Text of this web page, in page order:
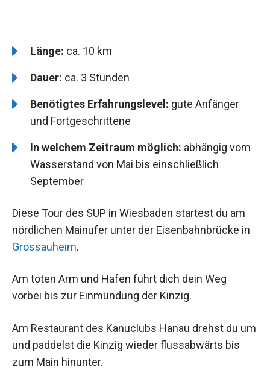
Länge: ca. 10 km
Dauer: ca. 3 Stunden
Benötigtes Erfahrungslevel: gute Anfänger
und Fortgeschrittene
In welchem Zeitraum möglich: abhängig vom
Wasserstand von Mai bis einschließlich
September
Diese Tour des SUP in Wiesbaden startest du am
nördlichen Mainufer unter der Eisenbahnbrücke in
Grossauheim.
Am toten Arm und Hafen führt dich dein Weg
vorbei bis zur Einmündung der Kinzig.
Am Restaurant des Kanuclubs Hanau drehst du um
und paddelst die Kinzig wieder flussabwärts bis
zum Main hinunter.